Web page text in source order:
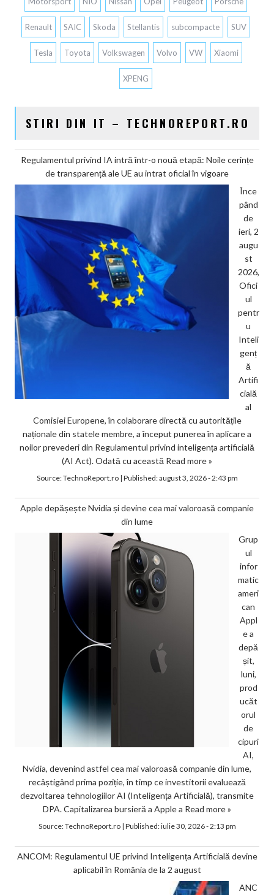
Renault SAIC Skoda Stellantis subcompacte SUV
Tesla Toyota Volkswagen Volvo VW Xiaomi
XPENG
STIRI DIN IT – TECHNOREPORT.RO
Regulamentul privind IA intră într-o nouă etapă: Noile cerințe
de transparență ale UE au intrat oficial în vigoare
Înce
pând
de
ieri, 2
augu
st
2026,
Ofici
ul
pentr
u
Inteli
genț
ă
Artifi
cială
al
Comisiei Europene, în colaborare directă cu autoritățile
naționale din statele membre, a început punerea în aplicare a
noilor prevederi din Regulamentul privind inteligența artificială
(AI Act). Odată cu această Read more »
Source:TechnoReport.ro| Published:august 3, 2026 - 2:43 pm
Apple depășește Nvidia și devine cea mai valoroasă companie
din lume
Grup
ul
infor
matic
ameri
can
Appl
e a
depă
șit,
luni,
prod
ucăt
orul
de
cipuri
AI,
Nvidia, devenind astfel cea mai valoroasă companie din lume,
recâștigând prima poziție, în timp ce investitorii evaluează
dezvoltarea tehnologiilor AI (Inteligența Artificială), transmite
DPA. Capitalizarea bursieră a Apple a Read more »
Source:TechnoReport.ro| Published:iulie 30, 2026 - 2:13 pm
ANCOM: Regulamentul UE privind Inteligența Artificială devine
aplicabil în România de la 2 august
ANC